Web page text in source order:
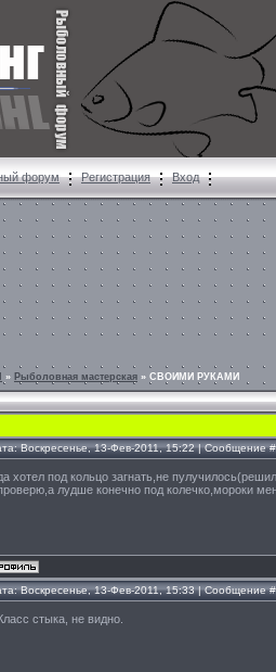
форум Регистрация Вход
» Рыболовная мастерская » СВОИМИ РУКАМИ
Воскресенье, 13-Фев-2011, 15:22 | Сообщение
хотел под кольцо загнать,не
лудше конечно под колечко,мороки
Воскресенье, 13-Фев-2011, 15:33 | Сообщение
стыка, не видно.